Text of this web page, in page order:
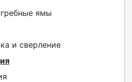
ямы
и сверление